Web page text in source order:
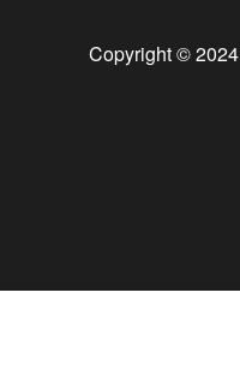
Copyright © 2024